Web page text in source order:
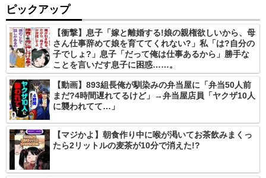
ピックアップ
【衝撃】息子「嫁と離婚する!娘の親権欲しいから、母
さん仕事辞めて娘を育ててくれない?」私「は?自分の
子でしょ?」息子「だって俺は仕事あるから」勝手な
ことを言いだす息子に困惑……。
【動画】893組長俺が馴染みの弁当屋に「弁当50人前
まだ?4時間遅れてるけど」→弁当屋店員「ヤクザ10人
に襲われてて…」
【マジかよ】朝食作り中に喉が渇いてお茶飲みまくっ
たら2リットルの麦茶が10分で消えた!?